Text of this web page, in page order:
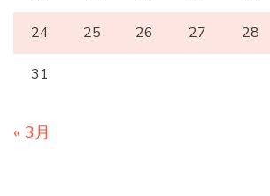
24 25 26 27 28
31
« 3月